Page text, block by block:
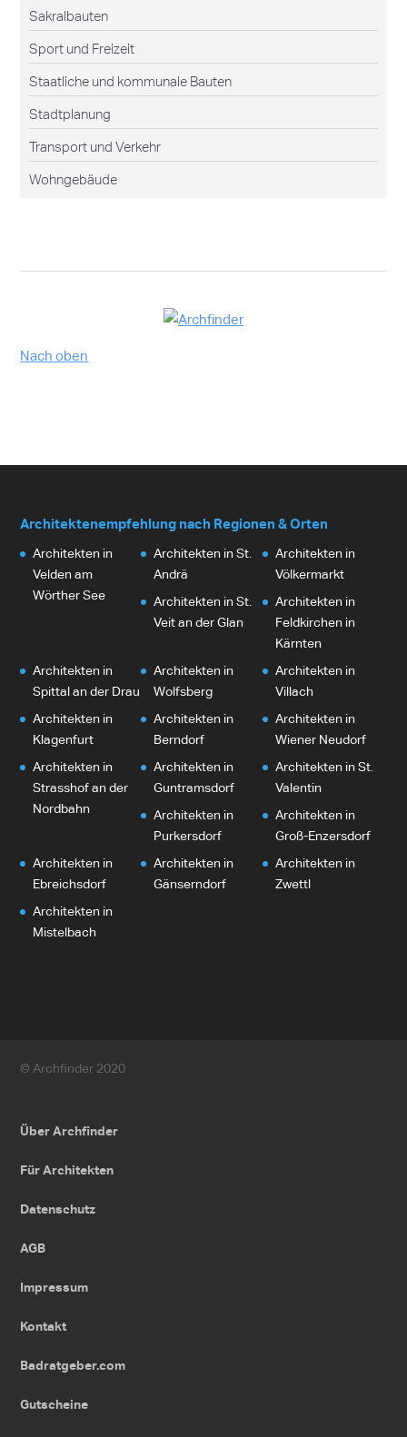
Sakralbauten
Sport und Freizeit
Staatliche und kommunale Bauten
Stadtplanung
Transport und Verkehr
Wohngebäude
Nach oben
Architektenempfehlung nach Regionen & Orten
Architekten in
Velden am
Wörther See
Architekten in St.
Andrä
Architekten in
Völkermarkt
Architekten in St.
Veit an der Glan
Architekten in
Feldkirchen in
Kärnten
Architekten in
Spittal an der Drau
Architekten in
Wolfsberg
Architekten in
Villach
Architekten in
Klagenfurt
Architekten in
Berndorf
Architekten in
Wiener Neudorf
Architekten in
Strasshof an der
Nordbahn
Architekten in
Guntramsdorf
Architekten in St.
Valentin
Architekten in
Purkersdorf
Architekten in
Groß-Enzersdorf
Architekten in
Ebreichsdorf
Architekten in
Gänserndorf
Architekten in
Zwettl
Architekten in
Mistelbach
© Archfinder 2020
Über Archfinder
Für Architekten
Datenschutz
AGB
Impressum
Kontakt
Badratgeber.com
Gutscheine